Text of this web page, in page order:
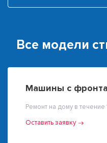
Все модели
Машины с
Ремонт на дому в течение
Оставить заявку